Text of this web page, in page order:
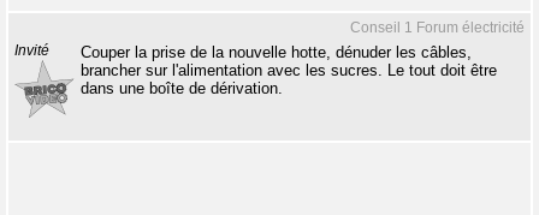
Conseil 1 Forum électricité
Invité
Couper la prise de la nouvelle hotte, dénuder les câbles,
brancher sur l'alimentation avec les sucres. Le tout doit être
dans une boîte de dérivation.